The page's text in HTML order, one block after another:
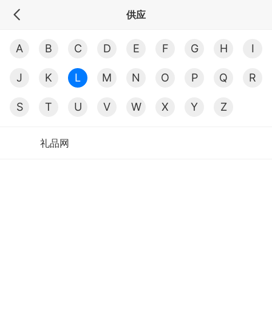
供应
A B C D E F G H I
J K L M N O P Q R
S T U V W X Y Z
礼品网